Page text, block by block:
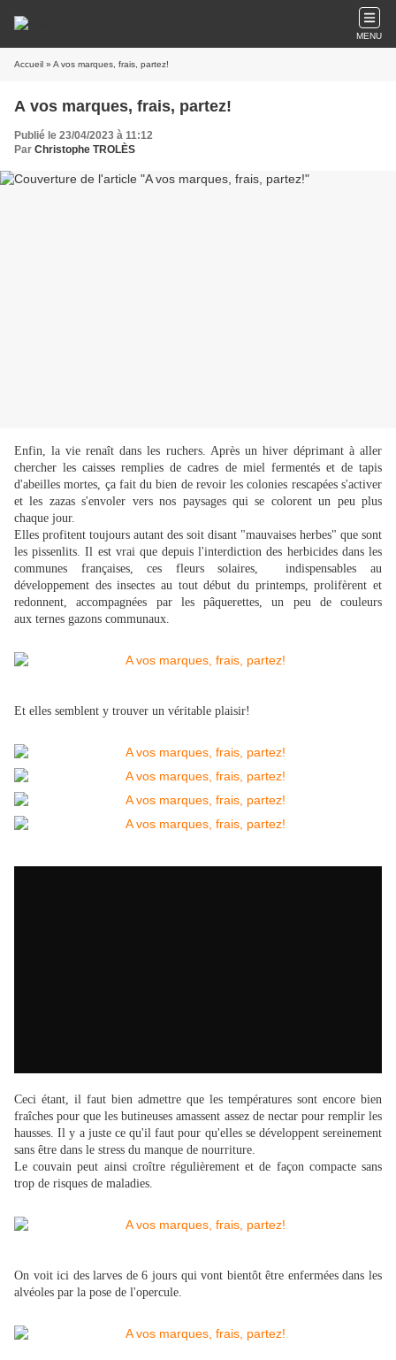
MENU
Accueil » A vos marques, frais, partez!
A vos marques, frais, partez!
Publié le 23/04/2023 à 11:12
Par Christophe TROLÈS
Enfin, la vie renaît dans les ruchers. Après un hiver déprimant à aller
chercher les caisses remplies de cadres de miel fermentés et de tapis
d'abeilles mortes, ça fait du bien de revoir les colonies rescapées s'activer
et les zazas s'envoler vers nos paysages qui se colorent un peu plus
chaque jour.
Elles profitent toujours autant des soit disant "mauvaises herbes" que sont
les pissenlits. Il est vrai que depuis l'interdiction des herbicides dans les
communes françaises, ces fleurs solaires, indispensables au
développement des insectes au tout début du printemps, prolifèrent et
redonnent, accompagnées par les pâquerettes, un peu de couleurs
aux ternes gazons communaux.
Et elles semblent y trouver un véritable plaisir!
Ceci étant, il faut bien admettre que les températures sont encore bien
fraîches pour que les butineuses amassent assez de nectar pour remplir les
hausses. Il y a juste ce qu'il faut pour qu'elles se développent sereinement
sans être dans le stress du manque de nourriture.
Le couvain peut ainsi croître régulièrement et de façon compacte sans
trop de risques de maladies.
On voit ici des larves de 6 jours qui vont bientôt être enfermées dans les
alvéoles par la pose de l'opercule.